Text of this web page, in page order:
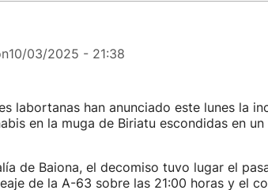
10/03/2025 - 21:38
labortanas han anunciado este lunes la
en la muga de Biriatu escondidas en
de Baiona, el decomiso tuvo lugar el
de la A-63 sobre las 21:00 horas y el